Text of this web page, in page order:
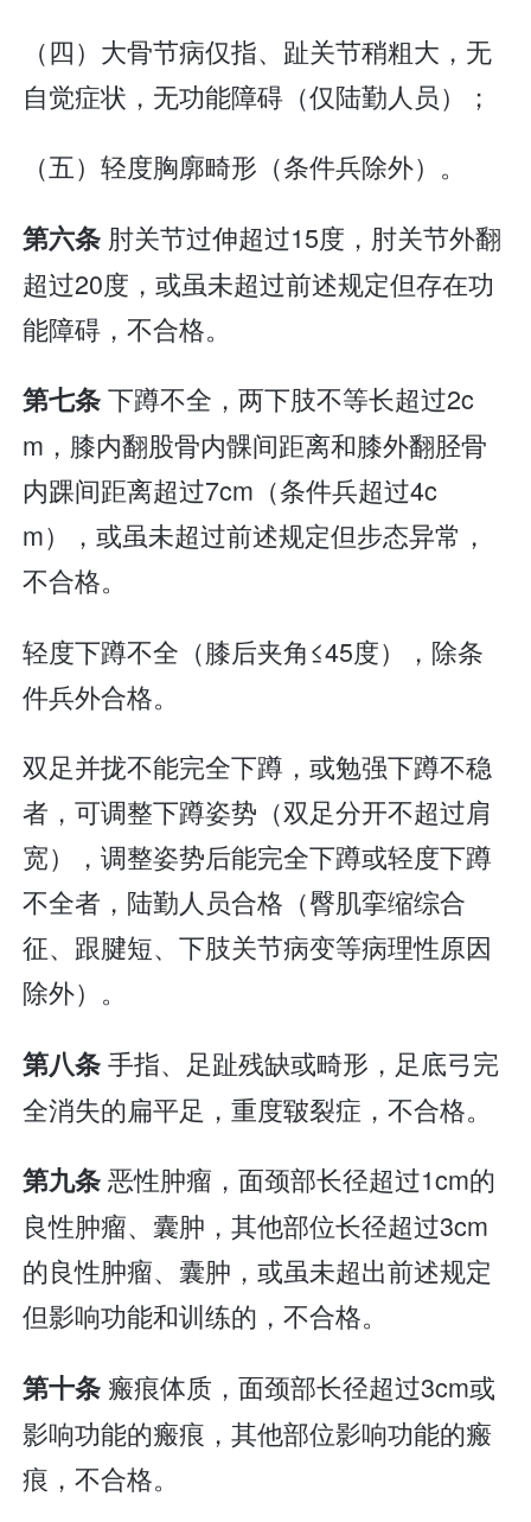
（四）大骨节病仅指、趾关节稍粗大，无
自觉症状，无功能障碍（仅陆勤人员）；
（五）轻度胸廓畸形（条件兵除外）。
第六条 肘关节过伸超过15度，肘关节外翻
超过20度，或虽未超过前述规定但存在功
能障碍，不合格。
第七条下蹲不全，两下肢不等长超过2c
m，膝内翻股骨内髁间距离和膝外翻胫骨
内踝间距离超过7cm（条件兵超过4c
m），或虽未超过前述规定但步态异常，
不合格。
轻度下蹲不全（膝后夹角≤45度），除条
件兵外合格。
双足并拢不能完全下蹲，或勉强下蹲不稳
者，可调整下蹲姿势（双足分开不超过肩
宽），调整姿势后能完全下蹲或轻度下蹲
不全者，陆勤人员合格（臀肌挛缩综合
征、跟腱短、下肢关节病变等病理性原因
除外）。
第八条手指、足趾残缺或畸形，足底弓完
全消失的扁平足，重度皲裂症，不合格。
第九条恶性肿瘤，面颈部长径超过1cm的
良性肿瘤、囊肿，其他部位长径超过3cm
的良性肿瘤、囊肿，或虽未超出前述规定
但影响功能和训练的，不合格。
第十条 瘢痕体质，面颈部长径超过3cm或
影响功能的瘢痕，其他部位影响功能的瘢
痕，不合格。